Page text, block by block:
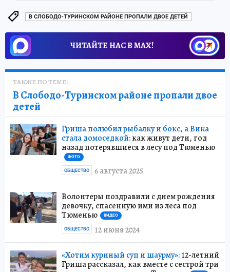
В СЛОБОДО-ТУРИНСКОМ РАЙОНЕ ПРОПАЛИ ДВОЕ ДЕТЕЙ
ЧИТАЙТЕ НАС В МАХ!
ТАКЖЕ ПО ТЕМЕ:
В Слободо-Туринском районе пропали двое
детей
Гриша полюбил рыбалку и бокс, а Вика
стала домоседкой:как живут дети, год
назад потерявшиеся в лесу под Тюменью
ФОТО
6 августа 2025
ОБЩЕСТВО
Волонтеры поздравили с днем рождения
девочку, спасенную ими из леса под
Тюменью
ВИДЕО
12 июня 2024
ОБЩЕСТВО
«Хотим куриный суп и шаурму»:12-летний
Гриша рассказал, как вместе с сестрой три